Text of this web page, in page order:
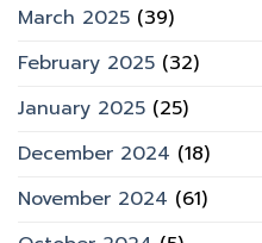
March 2025 (39)
February 2025 (32)
January 2025 (25)
December 2024 (18)
November 2024 (61)